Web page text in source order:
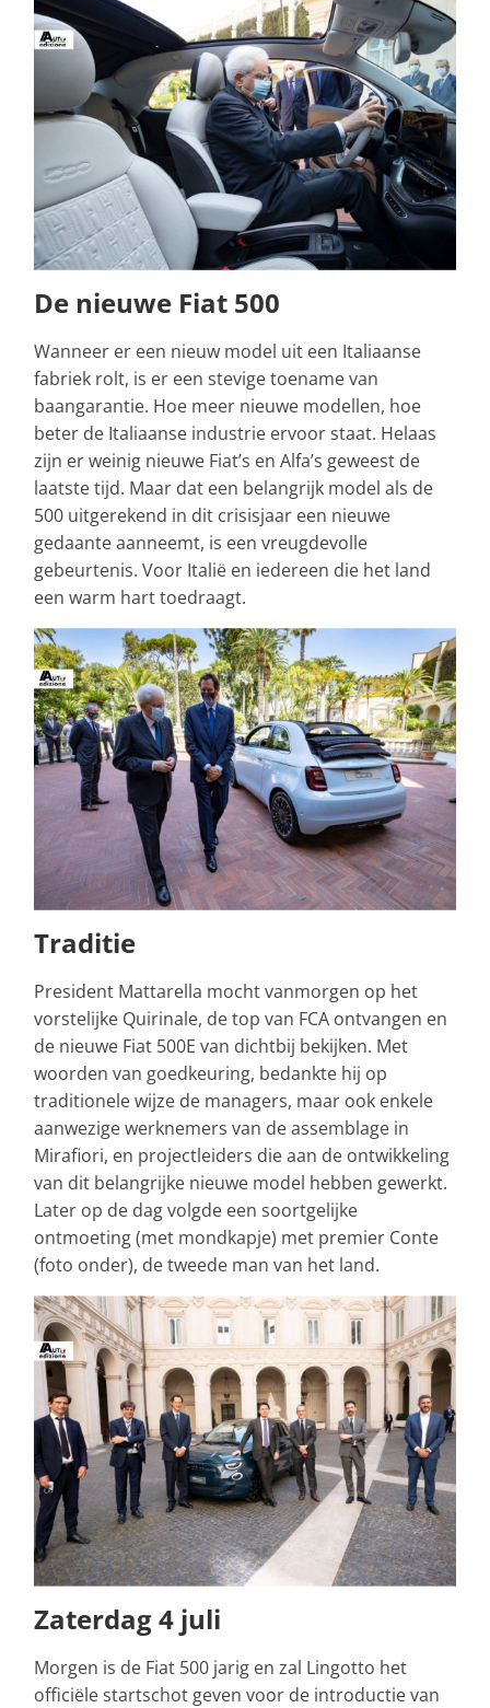
De nieuwe Fiat 500
Wanneer er een nieuw model uit een Italiaanse
fabriek rolt, is er een stevige toename van
baangarantie. Hoe meer nieuwe modellen, hoe
beter de Italiaanse industrie ervoor staat. Helaas
zijn er weinig nieuwe Fiat’s en Alfa’s geweest de
laatste tijd. Maar dat een belangrijk model als de
500 uitgerekend in dit crisisjaar een nieuwe
gedaante aanneemt, is een vreugdevolle
gebeurtenis. Voor Italië en iedereen die het land
een warm hart toedraagt.
Traditie
President Mattarella mocht vanmorgen op het
vorstelijke Quirinale, de top van FCA ontvangen en
de nieuwe Fiat 500E van dichtbij bekijken. Met
woorden van goedkeuring, bedankte hij op
traditionele wijze de managers, maar ook enkele
aanwezige werknemers van de assemblage in
Mirafiori, en projectleiders die aan de ontwikkeling
van dit belangrijke nieuwe model hebben gewerkt.
Later op de dag volgde een soortgelijke
ontmoeting (met mondkapje) met premier Conte
(foto onder), de tweede man van het land.
Zaterdag 4 juli
Morgen is de Fiat 500 jarig en zal Lingotto het
officiële startschot geven voor de introductie van